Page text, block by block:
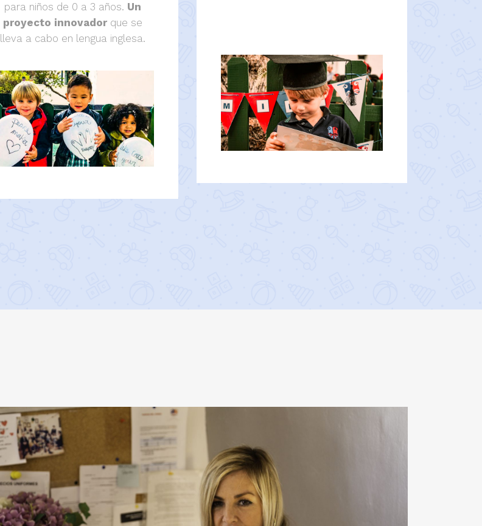
para niños de 0 a 3 años. Un
proyecto innovador que se
lleva a cabo en lengua inglesa.